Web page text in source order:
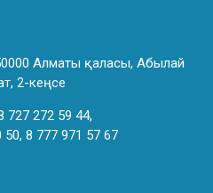
Алматы қаласы, Абылай
2-кеңсе
727 272 59 44,
50, 8 777 971 57 67